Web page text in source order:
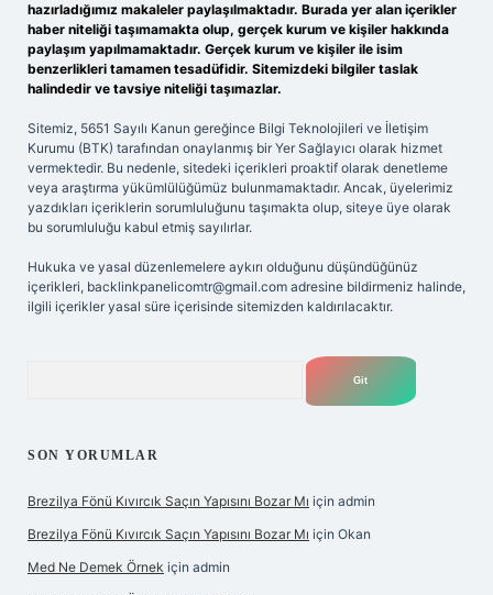
hazırladığımız makaleler paylaşılmaktadır. Burada yer alan içerikler
haber niteliği taşımamakta olup, gerçek kurum ve kişiler hakkında
paylaşım yapılmamaktadır. Gerçek kurum ve kişiler ile isim
benzerlikleri tamamen tesadüfidir. Sitemizdeki bilgiler taslak
halindedir ve tavsiye niteliği taşımazlar.
Sitemiz, 5651 Sayılı Kanun gereğince Bilgi Teknolojileri ve İletişim
Kurumu (BTK) tarafından onaylanmış bir Yer Sağlayıcı olarak hizmet
vermektedir. Bu nedenle, sitedeki içerikleri proaktif olarak denetleme
veya araştırma yükümlülüğümüz bulunmamaktadır. Ancak, üyelerimiz
yazdıkları içeriklerin sorumluluğunu taşımakta olup, siteye üye olarak
bu sorumluluğu kabul etmiş sayılırlar.
Hukuka ve yasal düzenlemelere aykırı olduğunu düşündüğünüz
içerikleri, backlinkpanelicomtr@gmail.com adresine bildirmeniz halinde,
ilgili içerikler yasal süre içerisinde sitemizden kaldırılacaktır.
SON YORUMLAR
Brezilya Fönü Kıvırcık Saçın Yapısını Bozar Mı için admin
Brezilya Fönü Kıvırcık Saçın Yapısını Bozar Mı için Okan
Med Ne Demek Örnek için admin